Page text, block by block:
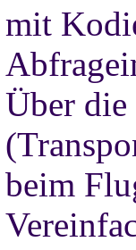
mit
Über die
beim